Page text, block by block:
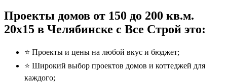
Проекты домов от 150 до 200 кв.м.
20x15 в Челябинске с Все Строй это:
⭐️ Проекты и цены на любой вкус и бюджет;
⭐️ Широкий выбор проектов домов и коттеджей для
каждого;